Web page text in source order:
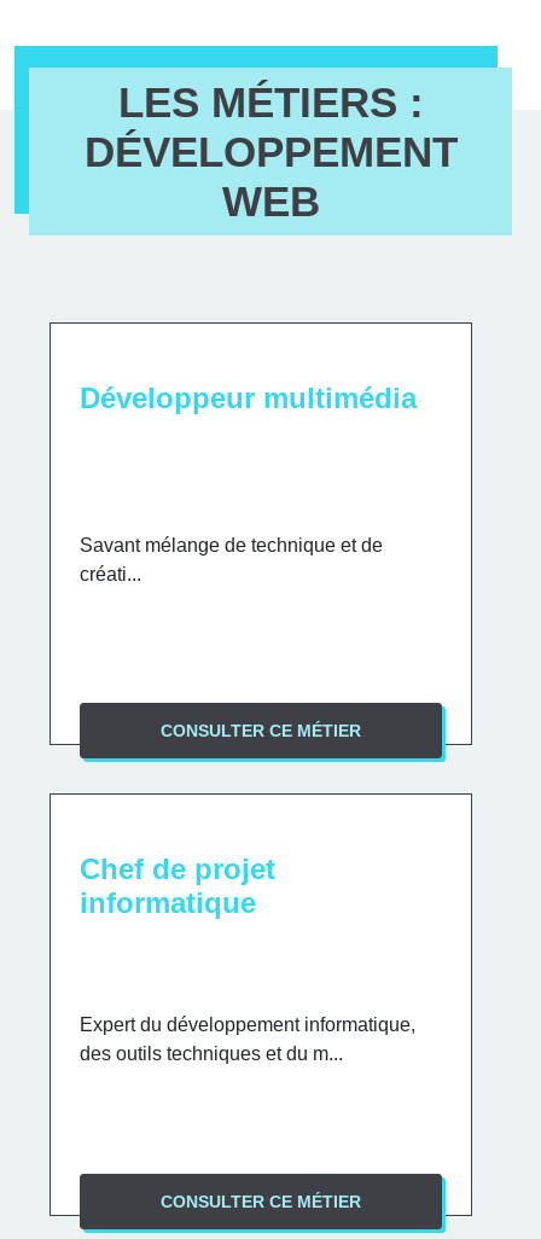
LES MÉTIERS :
DÉVELOPPEMENT
WEB
Développeur multimédia
Savant mélange de technique et de
créati...
CONSULTER CE MÉTIER
Chef de projet
informatique
Expert du développement informatique,
des outils techniques et du m...
CONSULTER CE MÉTIER